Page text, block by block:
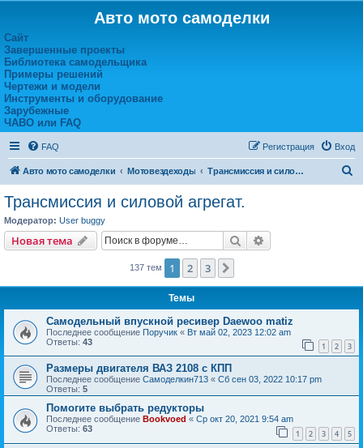
Авто мото самоделки
Сайт
Завершенные проекты
Библиотека самодельщика
Примеры решений
Чертежи и модели
Инструменты и оборудование
Зарубежные
ЧАВО или FAQ
FAQ Вход
Регистрация
Авто мото самоделки Мотовездеходы Трансмиссия и силовой агрегат.
Трансмиссия и силовой агрегат.
Модератор: User buggy
Новая тема Поиск
137 тем 1 2 3
Темы
Самодельный впускной ресивер Daewoo matiz
Последнее сообщение Поручик « Вт май 02, 2023 12:02 am
Ответы: 43 1 2 3
Размеры двигателя ВАЗ 2108 с КПП
Последнее сообщение Самоделкин713 « Сб сен 03, 2022 10:17 pm
Ответы: 5
Помогите выбрать редукторы
Последнее сообщение Bookvoed « Ср окт 20, 2021 9:54 am
Ответы: 63 1 2 3 4 5